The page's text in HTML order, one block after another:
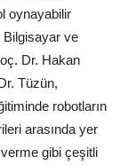
oynayabilir
ve
Dr. Hakan
Tüzün,
robotların
arasında yer
gibi çeşitli